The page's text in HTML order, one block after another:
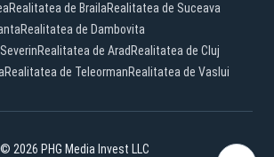
Realitatea de BrailaRealitatea de Suceava
Realitatea de Dambovita
Realitatea de Arad Realitatea de Cluj
Realitatea de TeleormanRealitatea de Vaslui
© 2026 PHG Media Invest LLC